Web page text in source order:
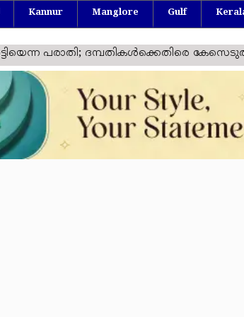
Kannur Manglore Gulf